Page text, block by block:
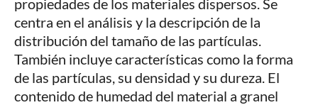
propiedades de los materiales dispersos. Se
centra en el análisis y la descripción de la
distribución del tamaño de las partículas.
También incluye características como la forma
de las partículas, su densidad y su dureza. El
contenido de humedad del material a granel